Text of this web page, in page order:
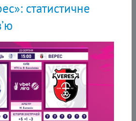
статистичне